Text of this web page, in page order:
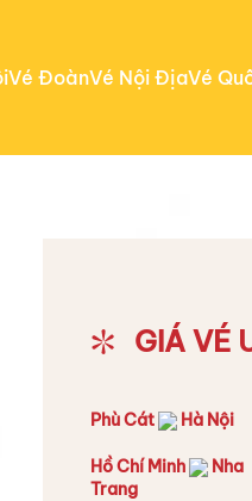
Vé ĐoànVé Nội ĐịaVé
GIÁ VÉ
Phù Cát Hà Nội
Hồ Chí Minh
Nha
Trang